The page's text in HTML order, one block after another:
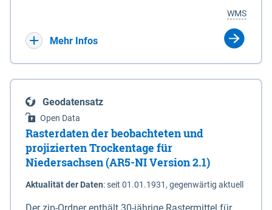
Eigenschaft eines Sperrwerkes durch Widmung, die
die Deichbehörde durch Verordnung ausspricht.
sowie Status der bestehenden Wolfsterritorien im
laufenden Monitoringjahr.
WMS
Mehr Infos
Geodatensatz
Open Data
Rasterdaten der beobachteten und
projizierten Trockentage für
Niedersachsen (AR5-NI Version 2.1)
Aktualität der Daten:seit 01.01.1931, gegenwärtig aktuell